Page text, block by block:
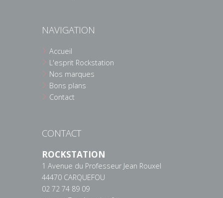
NAVIGATION
Accueil
L'esprit Rockstation
Nos marques
Bons plans
Contact
CONTACT
ROCKSTATION
1 Avenue du Professeur Jean Rouxel
44470 CARQUEFOU
02 72 74 89 09